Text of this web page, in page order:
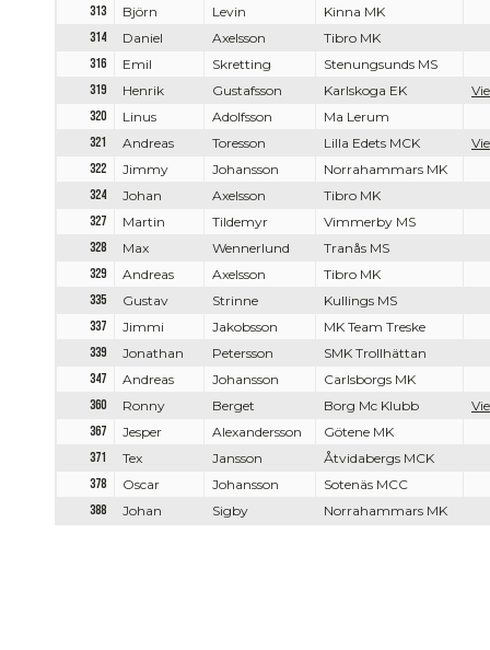
313
Björn Levin
Kinna MK
314
Daniel Axelsson
Tibro MK
316
Emil Skretting
Stenungsunds MS
319
Henrik Gustafsson Karlskoga EK
320
Linus Adolfsson
Ma Lerum
321
Andreas Toresson Lilla Edets MCK
322
Jimmy Johansson
Norrahammars MK
324
Johan Axelsson
Tibro MK
327
Martin Tildemyr
Vimmerby MS
328
Max Wennerlund
Tranås MS
329
Andreas Axelsson
Tibro MK
335
Gustav Strinne
Kullings MS
337
Jimmi Jakobsson
MK Team Treske
339
Jonathan Petersson
SMK Trollhättan
347
Andreas Johansson
Carlsborgs MK
360
Ronny Berget Borg Mc Klubb
367
Jesper Alexandersson
Götene MK
371
Tex Jansson
Åtvidabergs MCK
378
Oscar Johansson
Sotenäs MCC
388
Johan Sigby Norrahammars MK